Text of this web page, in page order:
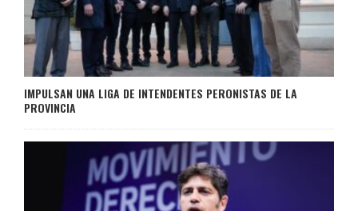
IMPULSAN UNA LIGA DE INTENDENTES PERONISTAS DE LA
PROVINCIA